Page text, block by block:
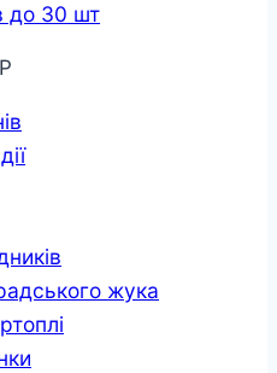
до 30 шт
жука